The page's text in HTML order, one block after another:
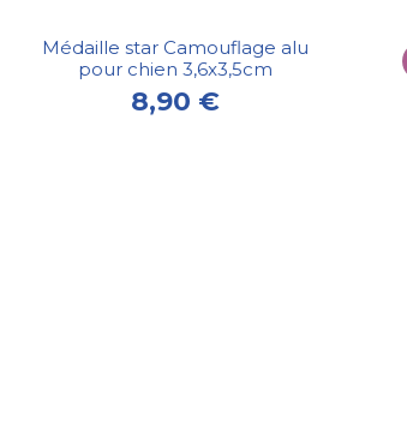
Médaille star Camouflage alu
pour chien 3,6x3,5cm
8,90 €